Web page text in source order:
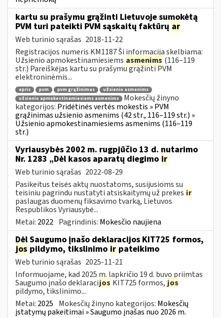
kartu su prašymu grąžinti Lietuvoje sumokėtą
PVM turi pateikti PVM sąskaitų faktūrų ar
Web turinio sąrašas 2018-11-22
Registracijos numeris KM1187 Ši informacija skelbiama:
Užsienio apmokestinamiesiems asmenims (116–119
str.) Pareiškėjas kartu su prašymu grąžinti PVM
elektroninėmis...
epris pvm pvm grąžinimas
užsienio asmenims
užsienio apmokestinamiesiems asmenims
Mokesčių žinyno
kategorijos: Pridėtinės vertės mokestis » PVM
grąžinimas užsienio asmenims (42 str., 116–119 str.) »
Užsienio apmokestinamiesiems asmenims (116–119
str.)
Vyriausybės 2002 m. rugpjūčio 13 d. nutarimo
Nr. 1283 „Dėl kasos aparatų diegimo ir
Web turinio sąrašas 2022-08-29
Pasikeitus teisės aktų nuostatoms, susijusioms su
teisiniu pagrindu nustatyti atsiskaitymų už prekes ir
paslaugas duomenų fiksavimo tvarką, Lietuvos
Respublikos Vyriausybė...
Metai: 2022 Pagrindinis: Mokesčio naujiena
Dėl Saugumo įnašo deklaracijos KIT725 formos,
jos pildymo, tikslinimo ir pateikimo
Web turinio sąrašas 2025-11-21
Informuojame, kad 2025 m. lapkričio 19 d. buvo priimtas
Saugumo įnašo deklaracijos KIT725 formos, jos
pildymo, tikslinimo...
Metai: 2025 Mokesčių žinyno kategorijos: Mokesčių
įstatymų pakeitimai » Saugumo įnašas nuo 2026 m.